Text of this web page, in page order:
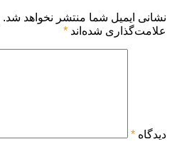
نشانی ایمیل شما منتشر نخواهد شد.
علامت‌گذاری شده‌اند *
دیدگاه *